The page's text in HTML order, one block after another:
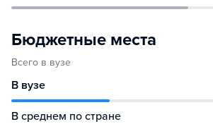
Бюджетные места
Всего в вузе
В вузе
В среднем по стране